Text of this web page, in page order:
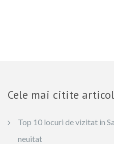
Cele mai citite
Top 10 locuri de vizitat in
neuitat